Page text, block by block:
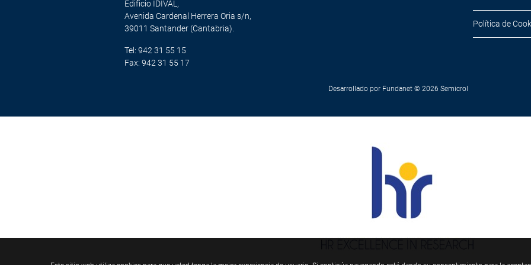
Edificio IDIVAL,
Avenida Cardenal Herrera Oria s/n,
39011 Santander (Cantabria).
Tel: 942 31 55 15
Fax: 942 31 55 17
Política de
Desarrollado por Fundanet © 2026 Semicrol